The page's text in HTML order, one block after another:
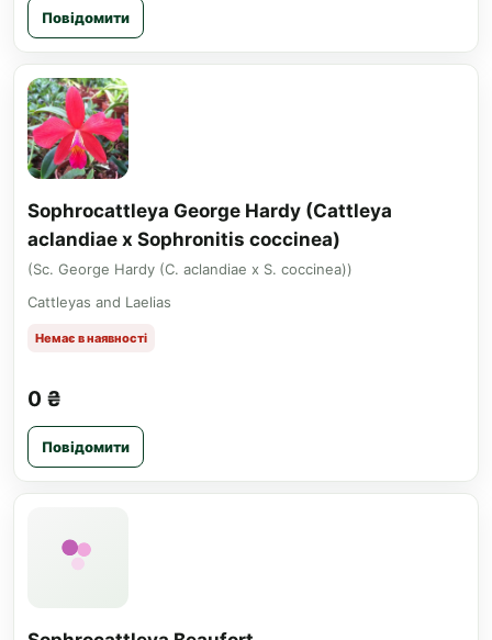
Повідомити
Sophrocattleya George Hardy (Cattleya
aclandiae x Sophronitis coccinea)
(Sc. George Hardy (C. aclandiae x S. coccinea))
Cattleyas and Laelias
Немає в наявності
0 ₴
Повідомити